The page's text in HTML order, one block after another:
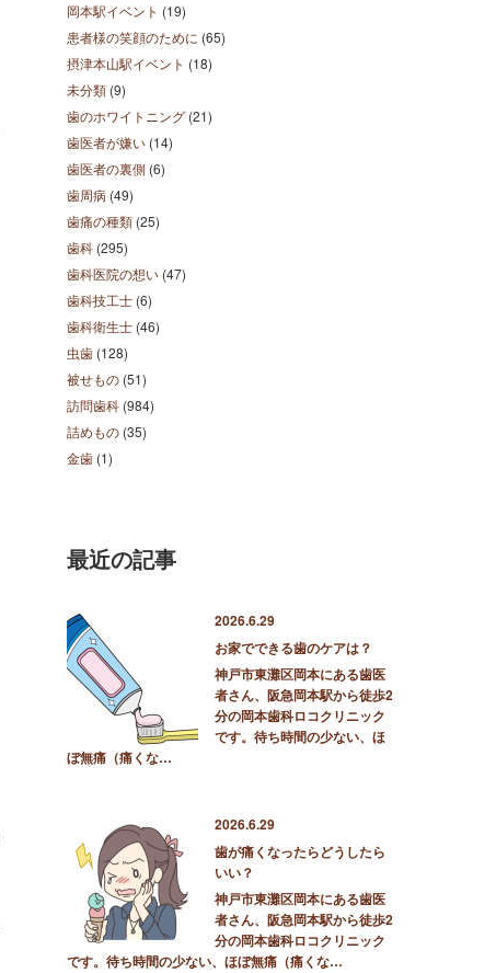
岡本駅イベント (19)
患者様の笑顔のために (65)
摂津本山駅イベント (18)
未分類 (9)
歯のホワイトニング (21)
歯医者が嫌い (14)
歯医者の裏側 (6)
歯周病 (49)
歯痛の種類 (25)
歯科 (295)
歯科医院の想い (47)
歯科技工士 (6)
歯科衛生士 (46)
虫歯 (128)
被せもの (51)
訪問歯科 (984)
詰めもの (35)
金歯 (1)
最近の記事
2026.6.29
お家でできる歯のケアは？
神戸市東灘区岡本にある歯医
者さん、阪急岡本駅から徒歩2
分の岡本歯科ロコクリニック
です。待ち時間の少ない、ほ
ぼ無痛（痛くな…
2026.6.29
歯が痛くなったらどうしたら
いい？
神戸市東灘区岡本にある歯医
者さん、阪急岡本駅から徒歩2
分の岡本歯科ロコクリニック
です。待ち時間の少ない、ほぼ無痛（痛くな…